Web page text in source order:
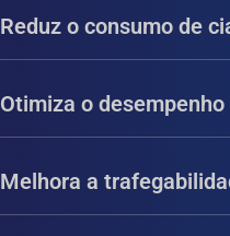
Reduz o consumo de
Otimiza o
Melhora a